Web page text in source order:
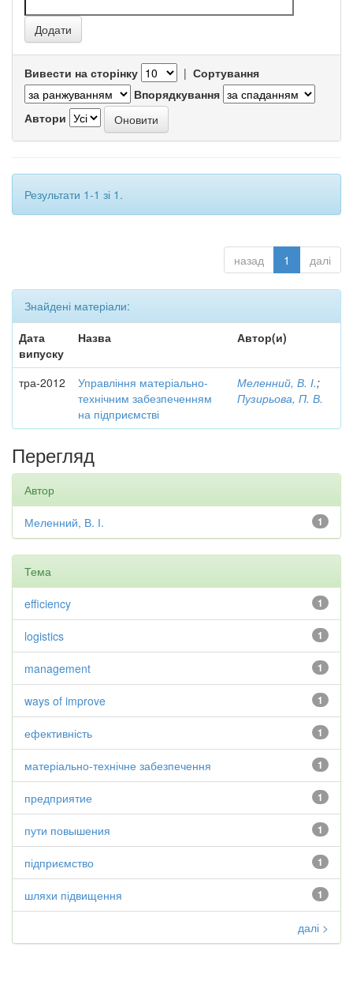
Вивести на сторінку | Сортування
Впорядкування
Автори
Результати 1-1 зі 1.
назад 1 далі
Знайдені матеріали:
Дата
випуску
Назва Автор(и)
тра-2012
Управління матеріально-
технічним забезпеченням
на підприємстві
Меленний, В. І.;
Пузирьова, П. В.
Перегляд
Автор
1
Меленний, В. І.
Тема
1
efficiency
1
logistics
1
management
1
ways of improve
1
ефективність
1
матеріально-технічне забезпечення
1
предприятие
1
пути повышения
1
підприємство
1
шляхи підвищення
далі >